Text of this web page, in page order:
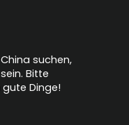
suchen,
Bitte
Dinge!